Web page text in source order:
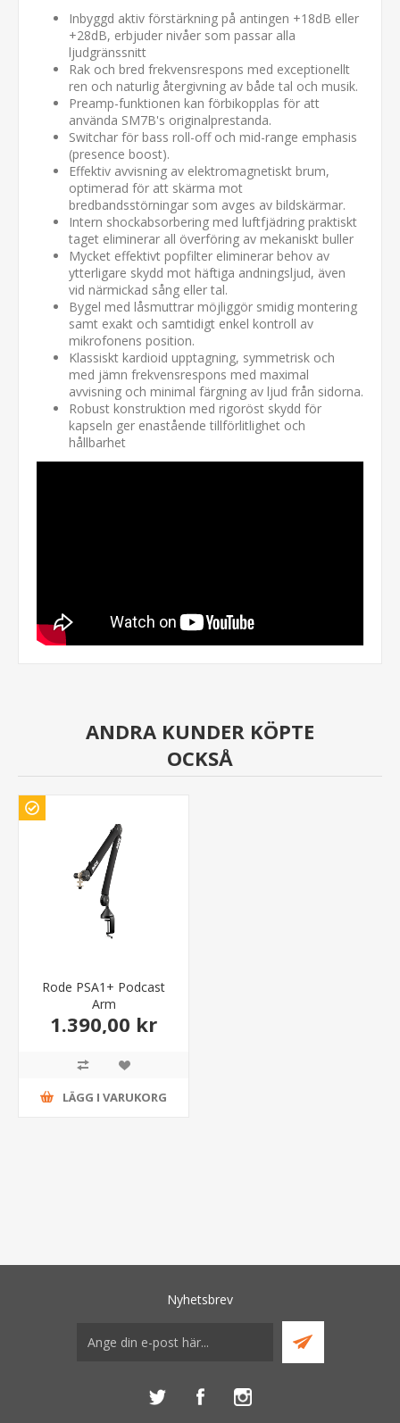
Inbyggd aktiv förstärkning på antingen +18dB eller
+28dB, erbjuder nivåer som passar alla
ljudgränssnitt
Rak och bred frekvensrespons med exceptionellt
ren och naturlig återgivning av både tal och musik.
Preamp-funktionen kan förbikopplas för att
använda SM7B's originalprestanda.
Switchar för bass roll-off och mid-range emphasis
(presence boost).
Effektiv avvisning av elektromagnetiskt brum,
optimerad för att skärma mot
bredbandsstörningar som avges av bildskärmar.
Intern shockabsorbering med luftfjädring praktiskt
taget eliminerar all överföring av mekaniskt buller
Mycket effektivt popfilter eliminerar behov av
ytterligare skydd mot häftiga andningsljud, även
vid närmickad sång eller tal.
Bygel med låsmuttrar möjliggör smidig montering
samt exakt och samtidigt enkel kontroll av
mikrofonens position.
Klassiskt kardioid upptagning, symmetrisk och
med jämn frekvensrespons med maximal
avvisning och minimal färgning av ljud från sidorna.
Robust konstruktion med rigoröst skydd för
kapseln ger enastående tillförlitlighet och
hållbarhet
ANDRA KUNDER KÖPTE
OCKSÅ
Rode PSA1+ Podcast
Arm
1.390,00 kr
LÄGG I VARUKORG
Nyhetsbrev